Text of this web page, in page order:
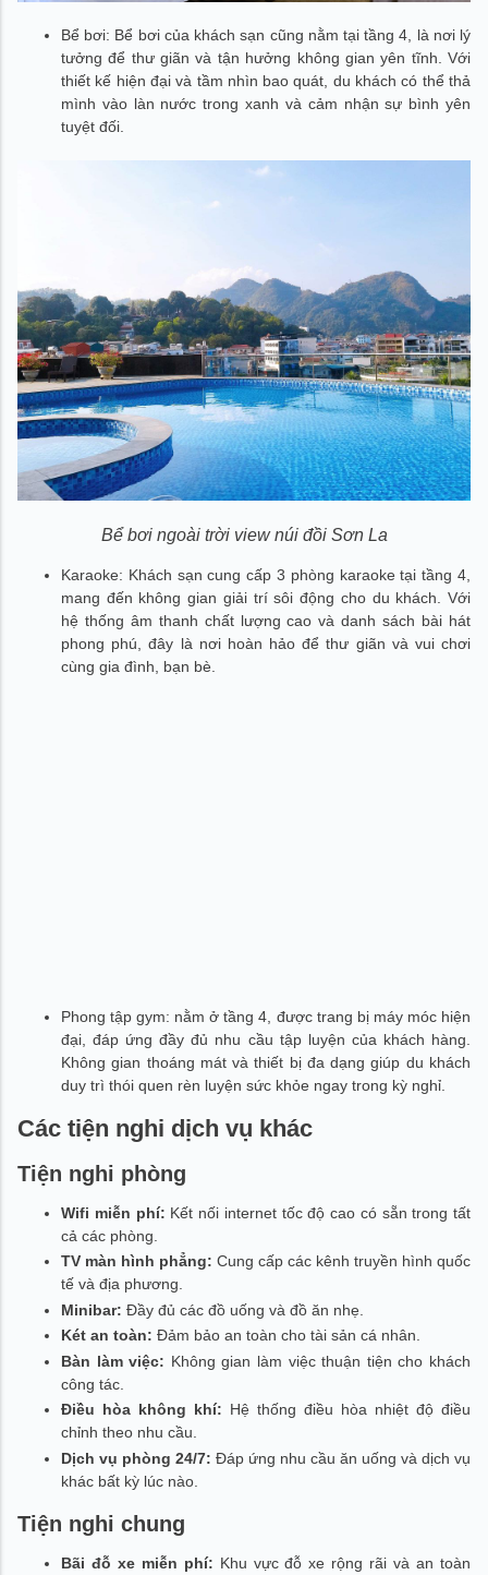
Bể bơi: Bể bơi của khách sạn cũng nằm tại tầng 4, là nơi lý
tưởng để thư giãn và tận hưởng không gian yên tĩnh. Với
thiết kế hiện đại và tầm nhìn bao quát, du khách có thể thả
mình vào làn nước trong xanh và cảm nhận sự bình yên
tuyệt đối.
Bể bơi ngoài trời view núi đồi Sơn La
Karaoke: Khách sạn cung cấp 3 phòng karaoke tại tầng 4,
mang đến không gian giải trí sôi động cho du khách. Với
hệ thống âm thanh chất lượng cao và danh sách bài hát
phong phú, đây là nơi hoàn hảo để thư giãn và vui chơi
cùng gia đình, bạn bè.
Phong tập gym: nằm ở tầng 4, được trang bị máy móc hiện
đại, đáp ứng đầy đủ nhu cầu tập luyện của khách hàng.
Không gian thoáng mát và thiết bị đa dạng giúp du khách
duy trì thói quen rèn luyện sức khỏe ngay trong kỳ nghỉ.
Các tiện nghi dịch vụ khác
Tiện nghi phòng
Wifi miễn phí: Kết nối internet tốc độ cao có sẵn trong tất
cả các phòng.
TV màn hình phẳng: Cung cấp các kênh truyền hình quốc
tế và địa phương.
Minibar: Đầy đủ các đồ uống và đồ ăn nhẹ.
Két an toàn: Đảm bảo an toàn cho tài sản cá nhân.
Bàn làm việc: Không gian làm việc thuận tiện cho khách
công tác.
Điều hòa không khí: Hệ thống điều hòa nhiệt độ điều
chỉnh theo nhu cầu.
Dịch vụ phòng 24/7: Đáp ứng nhu cầu ăn uống và dịch vụ
khác bất kỳ lúc nào.
Tiện nghi chung
Bãi đỗ xe miễn phí: Khu vực đỗ xe rộng rãi và an toàn